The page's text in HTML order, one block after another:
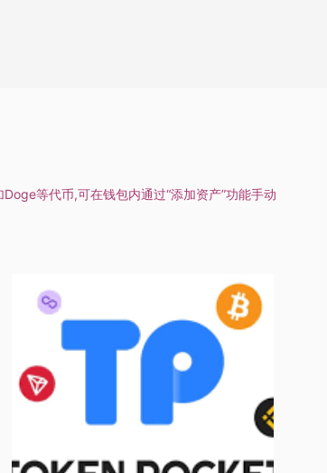
等代币,可在钱包内通过“添加资产”功能手动